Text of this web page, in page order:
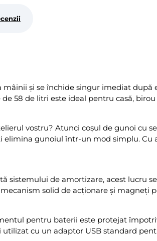
și se închide singur imediat
58 de litri este ideal pentru casă, birou
vostru? Atunci coșul de gunoi cu
gunoiul într-un mod simplu.
sistemului de amortizare, acest lucru
solid de acționare și magneți
pentru baterii este protejat
cu un adaptor USB standard